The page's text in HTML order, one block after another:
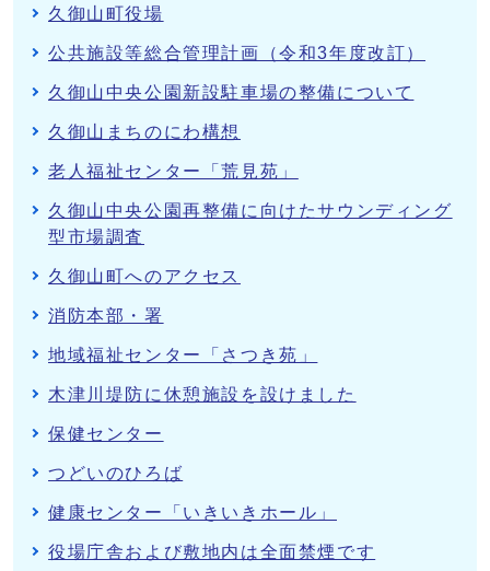
久御山町役場
公共施設等総合管理計画（令和3年度改訂）
久御山中央公園新設駐車場の整備について
久御山まちのにわ構想
老人福祉センター「荒見苑」
久御山中央公園再整備に向けたサウンディング
型市場調査
久御山町へのアクセス
消防本部・署
地域福祉センター「さつき苑」
木津川堤防に休憩施設を設けました
保健センター
つどいのひろば
健康センター「いきいきホール」
役場庁舎および敷地内は全面禁煙です